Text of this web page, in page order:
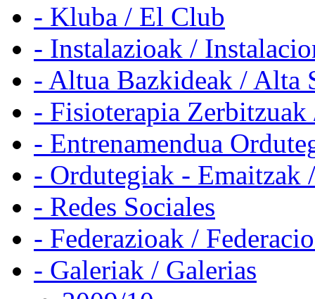
- Kluba / El Club
- Instalazioak /
- Altua Bazkideak / Alta
- Fisioterapia
- Entrenamendua
- Ordutegiak - Emaitzak
- Redes Sociales
- Federazioak /
- Galeriak / Galerias